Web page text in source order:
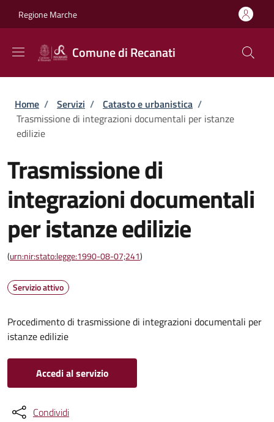
Regione Marche
Comune di Recanati
Briciole di pane
Home / Servizi / Catasto e urbanistica /
Trasmissione di integrazioni documentali per istanze
edilizie
Trasmissione di
integrazioni documentali
per istanze edilizie
(urn:nir:stato:legge:1990-08-07;241)
Servizio attivo
Procedimento di trasmissione di integrazioni documentali per
istanze edilizie
Accedi al servizio
Condividi